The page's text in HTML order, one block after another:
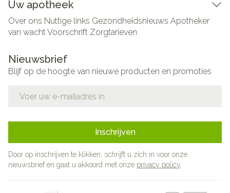
Uw apotheek
Over ons Nuttige links Gezondheidsnieuws Apotheker
van wachtVoorschrift Zorgtarieven
Nieuwsbrief
Blijf op de hoogte van nieuwe producten en promoties
Inschrijven
Door op inschrijven te klikken, schrijft u zich in voor onze
nieuwsbrief en gaat u akkoord met onze privacy policy